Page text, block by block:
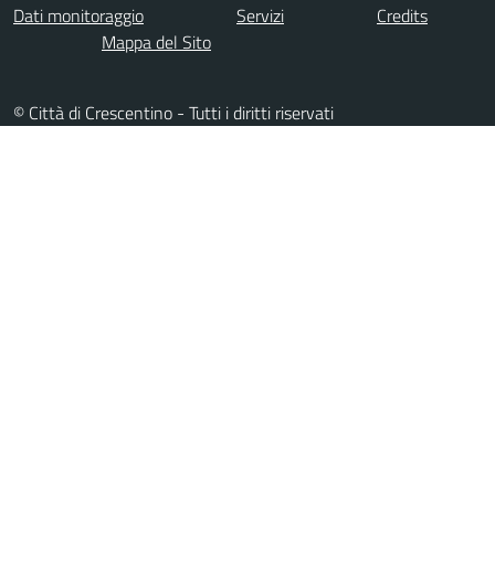
Dati monitoraggio Servizi
Credits
Mappa del Sito
© Città di Crescentino - Tutti i diritti riservati